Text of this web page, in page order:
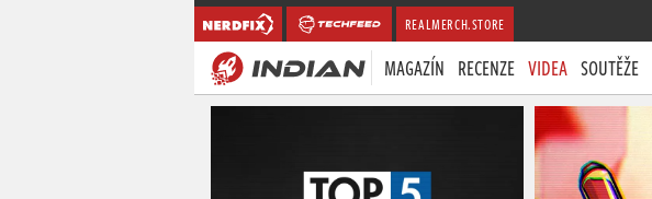
REALMERCH.STORE
MAGAZÍN RECENZE VIDEA SOUTĚŽE